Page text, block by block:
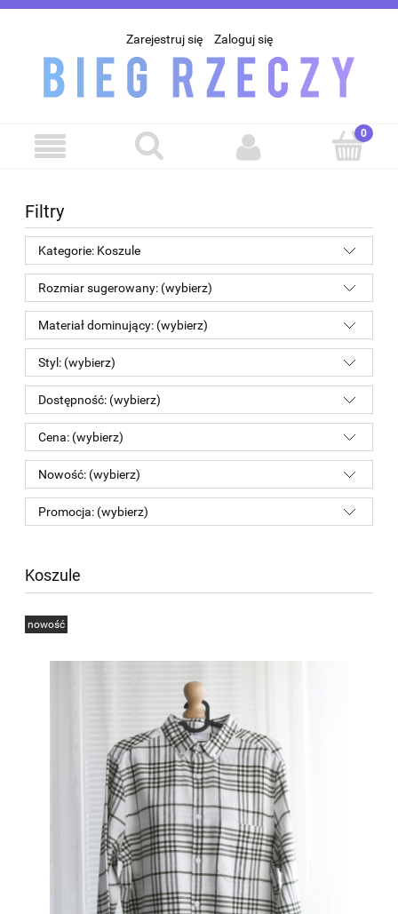
Zarejestruj się Zaloguj się
Filtry
Kategorie: Koszule
Rozmiar sugerowany: (wybierz)
Materiał dominujący: (wybierz)
Styl: (wybierz)
Dostępność: (wybierz)
Cena: (wybierz)
Nowość: (wybierz)
Promocja: (wybierz)
Koszule
nowość